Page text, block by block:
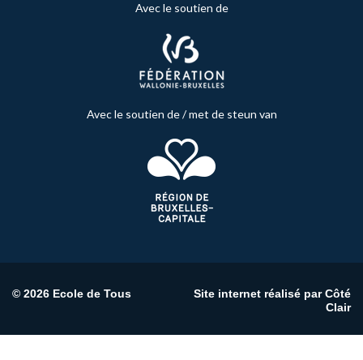
Avec le soutien de
Avec le soutien de / met de steun van
© 2026 Ecole de Tous Site internet réalisé parCôté
Clair